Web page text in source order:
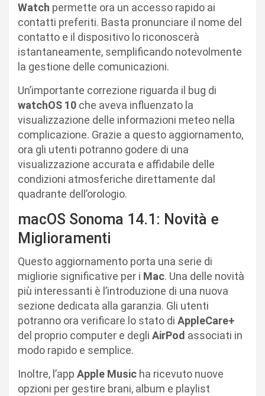
Watch permette ora un accesso rapido ai
contatti preferiti. Basta pronunciare il nome del
contatto e il dispositivo lo riconoscerà
istantaneamente, semplificando notevolmente
la gestione delle comunicazioni.
Un’importante correzione riguarda il bug di
watchOS 10 che aveva influenzato la
visualizzazione delle informazioni meteo nella
complicazione. Grazie a questo aggiornamento,
ora gli utenti potranno godere di una
visualizzazione accurata e affidabile delle
condizioni atmosferiche direttamente dal
quadrante dell’orologio.
macOS Sonoma 14.1: Novità e
Miglioramenti
Questo aggiornamento porta una serie di
migliorie significative per i Mac. Una delle novità
più interessanti è l’introduzione di una nuova
sezione dedicata alla garanzia. Gli utenti
potranno ora verificare lo stato di AppleCare+
del proprio computer e degli AirPod associati in
modo rapido e semplice.
Inoltre, l’app Apple Music ha ricevuto nuove
opzioni per gestire brani, album e playlist